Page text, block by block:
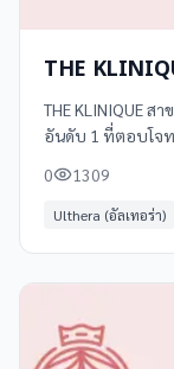
THE
THE KLINIQUE ส
อันดับ 1 ที่ตอบโจท
0 1309
Ulthera (อัลเทอร่า)